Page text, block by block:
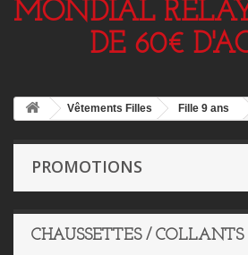
MONDIAL
DE 60€
Vêtements Filles Fille 9 ans
PROMOTIONS
CHAUSSETTES / COLLANTS